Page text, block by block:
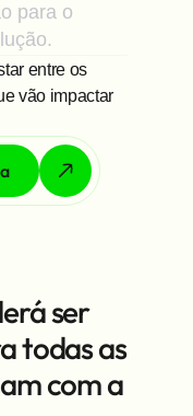
para o
entre os
vão impactar
ser
todas as
com a